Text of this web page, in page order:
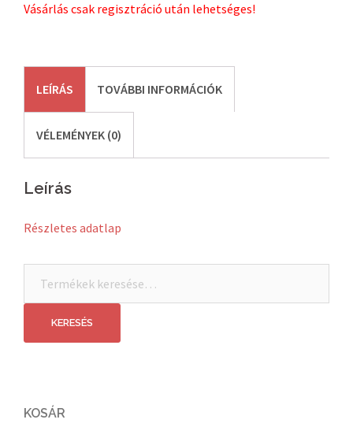
Vásárlás csak regisztráció után lehetséges!
LEÍRÁS TOVÁBBI INFORMÁCIÓK
VÉLEMÉNYEK (0)
Leírás
Részletes adatlap
következőre:
KERESÉS
KOSÁR